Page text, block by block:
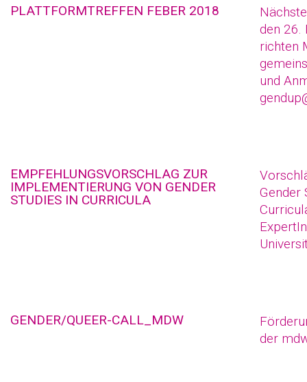
PLATTFORMTREFFEN FEBER 2018
den 26.
richten
und
EMPFEHLUNGSVORSCHLAG ZUR
IMPLEMENTIERUNG VON GENDER
STUDIES IN CURRICULA
Gender
GENDER/QUEER-CALL_MDW
der